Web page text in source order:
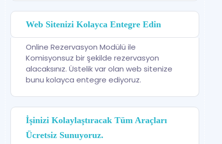
Web Sitenizi Kolayca Entegre Edin
Online Rezervasyon Modülü ile
Komisyonsuz bir şekilde rezervasyon
alacaksınız. Üstelik var olan web sitenize
bunu kolayca entegre ediyoruz.
İşinizi Kolaylaştıracak Tüm Araçları
Ücretsiz Sunuyoruz.